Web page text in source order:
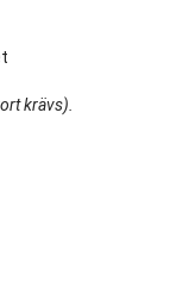
krävs).